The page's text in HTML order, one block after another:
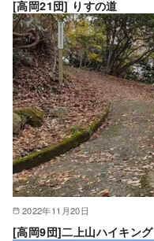
[高岡21団] りすの道
2022年11月20日
[高岡9団]二上山ハイキング